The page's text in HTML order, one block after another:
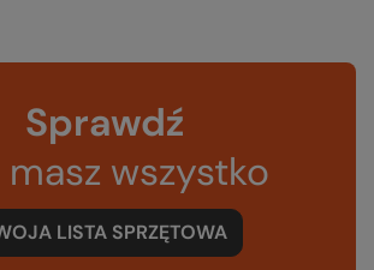
Sprawdź
wszystko
LISTA SPRZĘTOWA